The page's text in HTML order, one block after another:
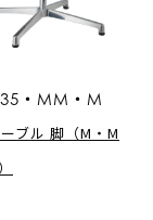
・MM・M
ブル 脚（M・M